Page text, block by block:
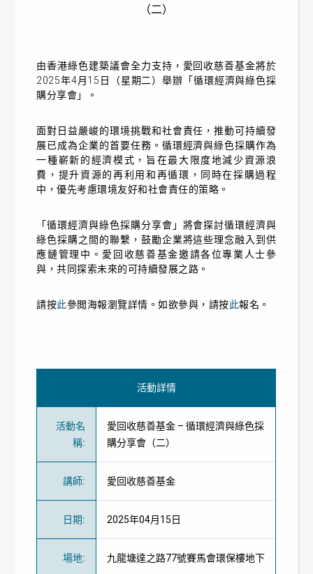
（二）
由香港綠色建築議會全力支持，愛回收慈善基金將於
2025年4月15日（星期二）舉辦「循環經濟與綠色採
購分享會」。
面對日益嚴峻的環境挑戰和社會責任，推動可持續發
展已成為企業的首要任務。循環經濟與綠色採購作為
一種嶄新的經濟模式，旨在最大限度地減少資源浪
費，提升資源的再利用和再循環，同時在採購過程
中，優先考慮環境友好和社會責任的策略。
「循環經濟與綠色採購分享會」將會探討循環經濟與
綠色採購之間的聯繫，鼓勵企業將這些理念融入到供
應鏈管理中。愛回收慈善基金邀請各位專業人士參
與，共同探索未來的可持續發展之路。
請按此參閲海報瀏覽詳情。如欲參與，請按此報名。
活動詳情
活動名
稱:
愛回收慈善基金 – 循環經濟與綠色採
購分享會（二）
講師: 愛回收慈善基金
日期: 2025年04月15日
場地: 九龍塘達之路77號賽馬會環保樓地下